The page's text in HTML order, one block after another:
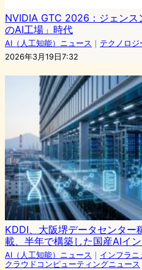
NVIDIA GTC 2026：ジェンス
のAI工場」時代
AI（人工知能）ニュース ｜ テクノロジ
2026年3月19日7:32
KDDI、大阪堺データセンタ
載、半年で構築した国産AIイ
AI（人工知能）ニュース ｜ インフラニ
クラウドコンピューティングニュース